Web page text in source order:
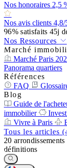
Nos honoraires 2,5
Nos avis clients 4,8/
96%satisfaits 45j
Nos Ressources
Marché
Marché Paris
Panorama quartiers
Références
FAQ
Blog
Guide de
immobilier
Vivre à Paris
Tous les articles
20 arrondissements
définitions